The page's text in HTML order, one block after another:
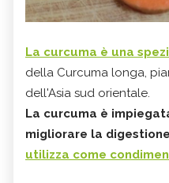
La curcuma è una
della Curcuma longa,
dell'Asia sud orientale.
La curcuma è
migliorare la digestione
utilizza come